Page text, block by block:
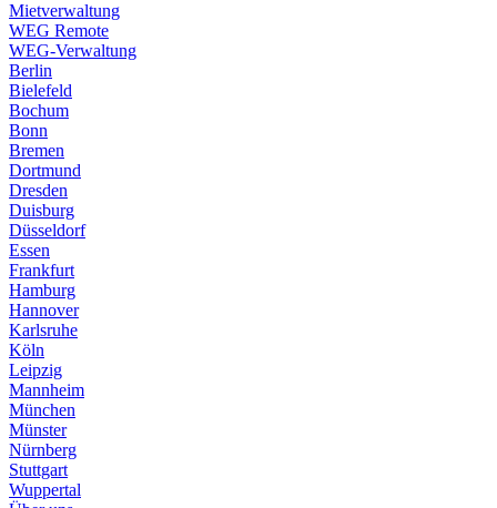
Mietverwaltung
WEG Remote
WEG-Verwaltung
Berlin
Bielefeld
Bochum
Bonn
Bremen
Dortmund
Dresden
Duisburg
Düsseldorf
Essen
Frankfurt
Hamburg
Hannover
Karlsruhe
Köln
Leipzig
Mannheim
München
Münster
Nürnberg
Stuttgart
Wuppertal